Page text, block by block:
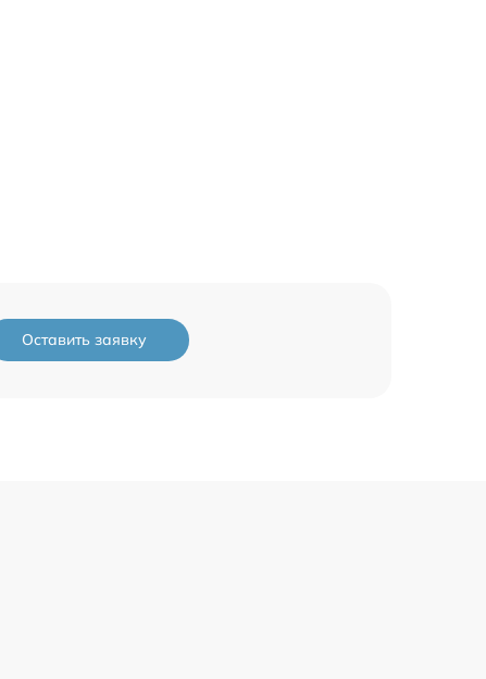
Оставить заявку